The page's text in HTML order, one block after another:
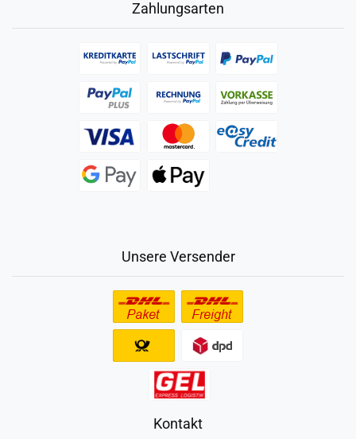
Zahlungsarten
Unsere Versender
Kontakt